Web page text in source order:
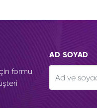
formu
AD SOYAD